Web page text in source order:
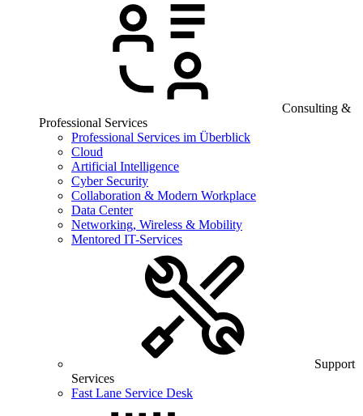
Consulting &
Professional Services
Professional Services im Überblick
Cloud
Artificial Intelligence
Cyber Security
Collaboration & Modern Workplace
Data Center
Networking, Wireless & Mobility
Mentored IT-Services
Support
Services
Fast Lane Service Desk